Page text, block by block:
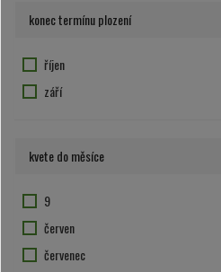
-33
-30
-29
-26
-24
-23
konec termínu plození
říjen
září
kvete do měsíce
9
červen
červenec